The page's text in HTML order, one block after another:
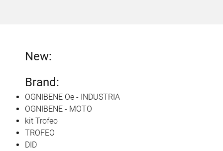
New:
Brand:
OGNIBENE Oe - INDUSTRIA
OGNIBENE - MOTO
kit Trofeo
TROFEO
DID